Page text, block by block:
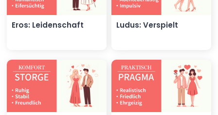
Eros: Leidenschaft Ludus: Verspielt